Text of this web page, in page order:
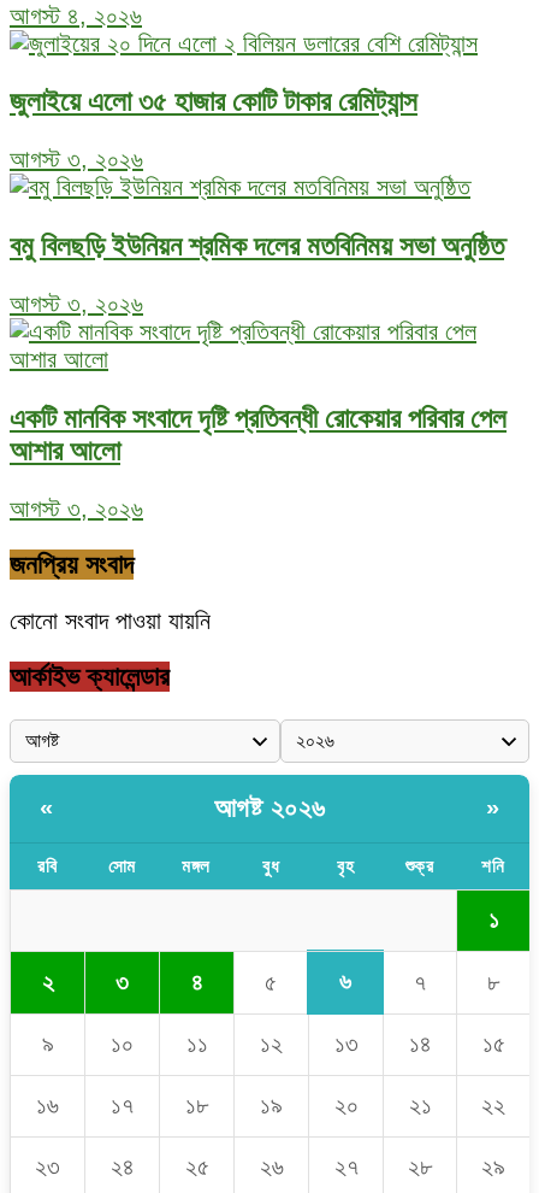
আগস্ট ৪, ২০২৬
জুলাইয়ে এলো ৩৫ হাজার কোটি টাকার রেমিট্যান্স
আগস্ট ৩, ২০২৬
বমু বিলছড়ি ইউনিয়ন শ্রমিক দলের মতবিনিময় সভা অনুষ্ঠিত
আগস্ট ৩, ২০২৬
একটি মানবিক সংবাদে দৃষ্টি প্রতিবন্ধী রোকেয়ার পরিবার পেল
আশার আলো
আগস্ট ৩, ২০২৬
জনপ্রিয় সংবাদ
কোনো সংবাদ পাওয়া যায়নি
আর্কাইভ ক্যালেন্ডার
« আগষ্ট ২০২৬ »
রবি সোম মঙ্গল বুধ বৃহ শুক্র শনি
১
২ ৩ ৪ ৫ ৬ ৭ ৮
৯ ১০ ১১ ১২ ১৩ ১৪ ১৫
১৬ ১৭ ১৮ ১৯ ২০ ২১ ২২
২৩ ২৪ ২৫ ২৬ ২৭ ২৮ ২৯